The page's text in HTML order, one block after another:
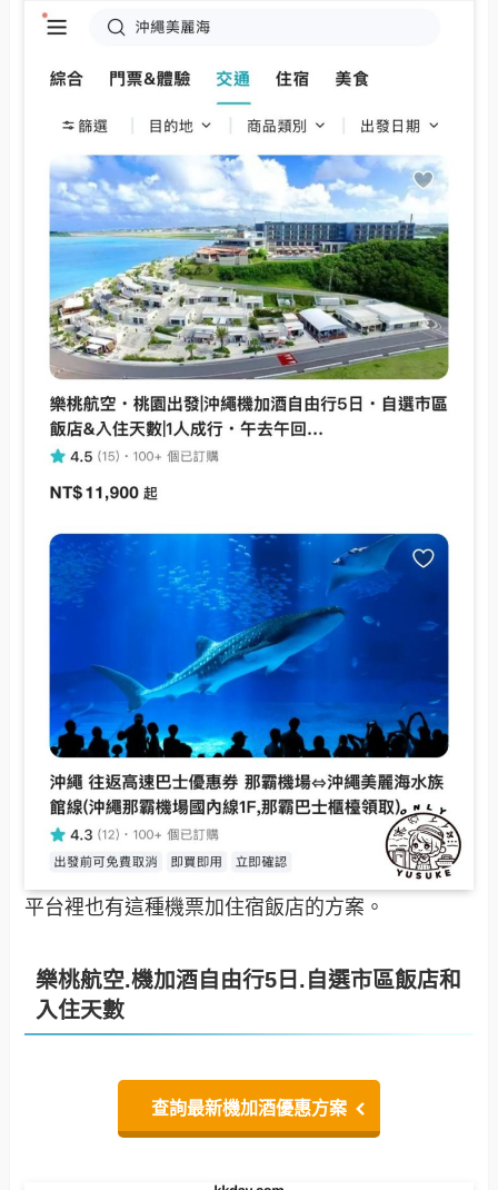
平台裡也有這種機票加住宿飯店的方案。
樂桃航空.機加酒自由行5日.自選市區飯店和
入住天數
查詢最新機加酒優惠方案